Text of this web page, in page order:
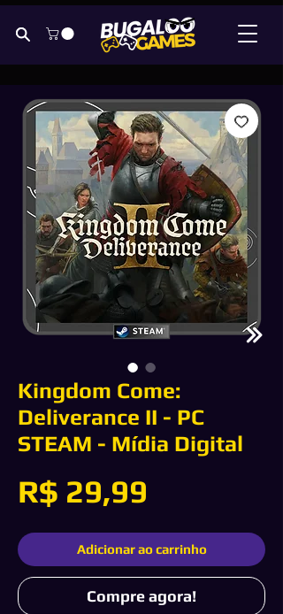
Kingdom Come:
Deliverance II - PC
STEAM - Mídia Digital
R$ 29,99
Adicionar ao carrinho
Compre agora!